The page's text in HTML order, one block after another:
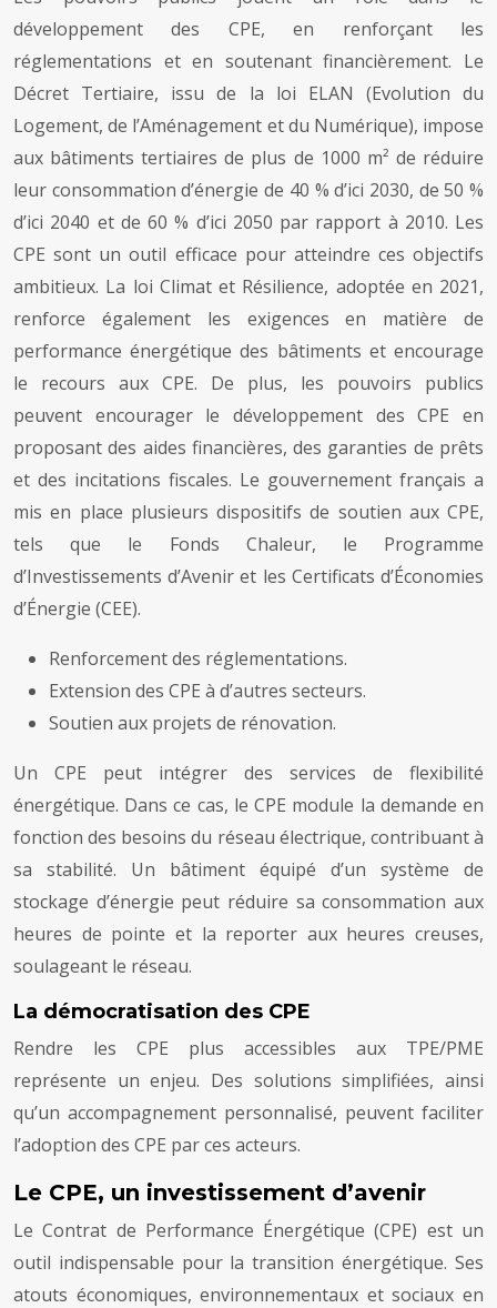
développement des CPE, en renforçant les
réglementations et en soutenant financièrement. Le
Décret Tertiaire, issu de la loi ELAN (Evolution du
Logement, de l’Aménagement et du Numérique), impose
aux bâtiments tertiaires de plus de 1000 m² de réduire
leur consommation d’énergie de 40 % d’ici 2030, de 50 %
d’ici 2040 et de 60 % d’ici 2050 par rapport à 2010. Les
CPE sont un outil efficace pour atteindre ces objectifs
ambitieux. La loi Climat et Résilience, adoptée en 2021,
renforce également les exigences en matière de
performance énergétique des bâtiments et encourage
le recours aux CPE. De plus, les pouvoirs publics
peuvent encourager le développement des CPE en
proposant des aides financières, des garanties de prêts
et des incitations fiscales. Le gouvernement français a
mis en place plusieurs dispositifs de soutien aux CPE,
tels que le Fonds Chaleur, le Programme
d’Investissements d’Avenir et les Certificats d’Économies
d’Énergie (CEE).
Renforcement des réglementations.
Extension des CPE à d’autres secteurs.
Soutien aux projets de rénovation.
Un CPE peut intégrer des services de flexibilité
énergétique. Dans ce cas, le CPE module la demande en
fonction des besoins du réseau électrique, contribuant à
sa stabilité. Un bâtiment équipé d’un système de
stockage d’énergie peut réduire sa consommation aux
heures de pointe et la reporter aux heures creuses,
soulageant le réseau.
La démocratisation des CPE
Rendre les CPE plus accessibles aux TPE/PME
représente un enjeu. Des solutions simplifiées, ainsi
qu’un accompagnement personnalisé, peuvent faciliter
l’adoption des CPE par ces acteurs.
Le CPE, un investissement d’avenir
Le Contrat de Performance Énergétique (CPE) est un
outil indispensable pour la transition énergétique. Ses
atouts économiques, environnementaux et sociaux en